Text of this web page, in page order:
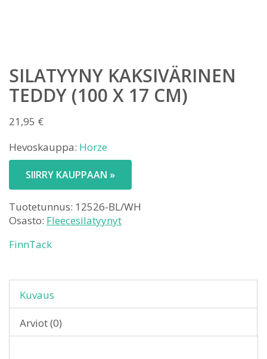
SILATYYNY KAKSIVÄRINEN
TEDDY (100 X 17 CM)
21,95 €
Hevoskauppa: Horze
SIIRRY KAUPPAAN »
Tuotetunnus: 12526-BL/WH
Osasto: Fleecesilatyynyt
FinnTack
Kuvaus
Arviot (0)